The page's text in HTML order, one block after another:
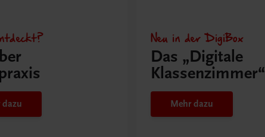
dazu
Neu in der DigiBox
Das „Digitale
Klassenzimmer“
Mehr dazu